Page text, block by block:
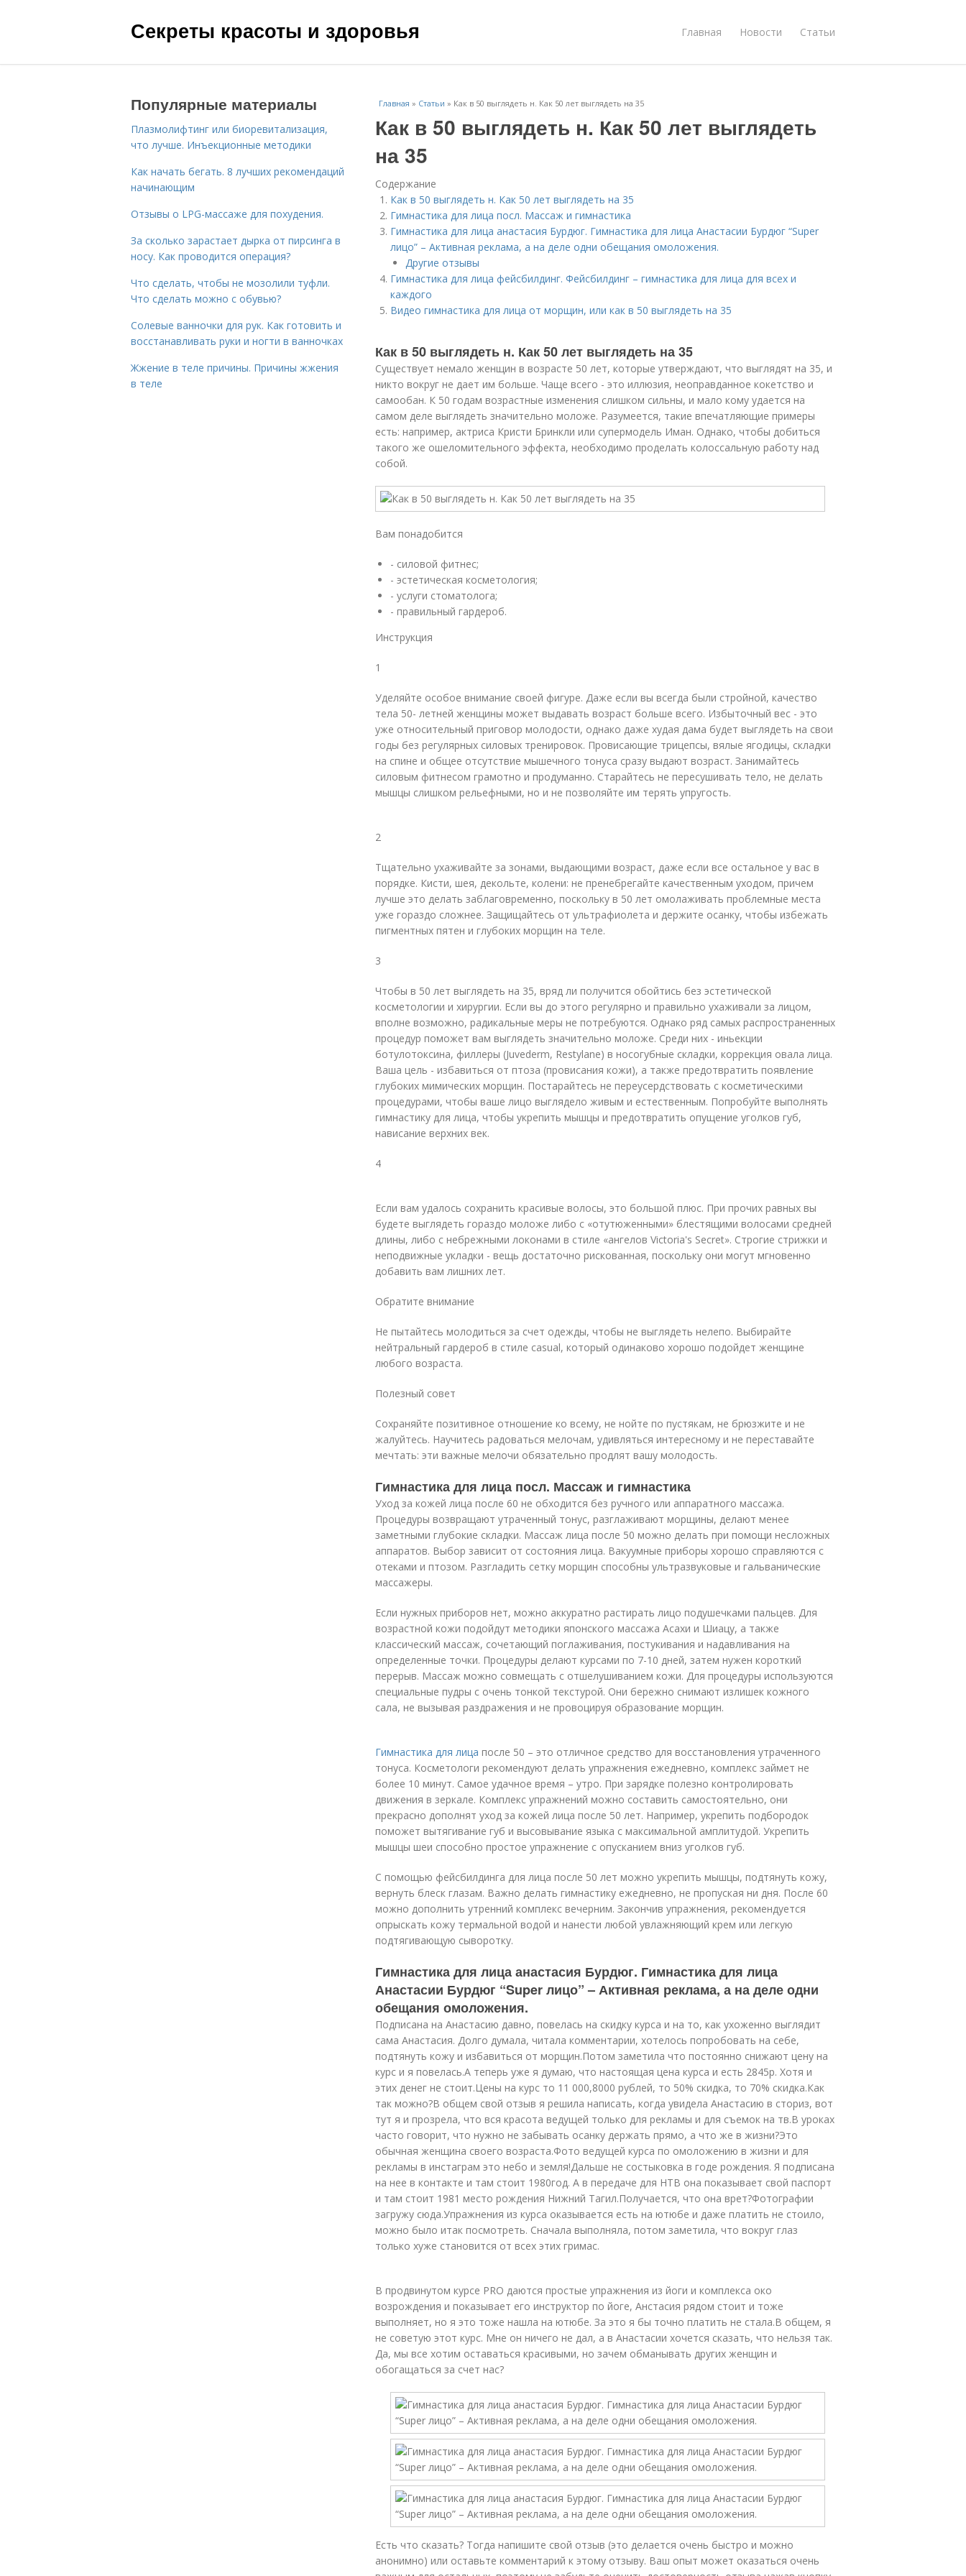
Секреты красоты и здоровья Главная Новости Статьи
Главная » Статьи » Как в 50 выглядеть н. Как 50 лет выглядеть на 35
Как в 50 выглядеть н. Как 50 лет выглядеть
на 35
Содержание
Как в 50 выглядеть н. Как 50 лет выглядеть на 35
Гимнастика для лица посл. Массаж и гимнастика
Гимнастика для лица анастасия Бурдюг. Гимнастика для лица Анастасии Бурдюг “Super
лицо” – Активная реклама, а на деле одни обещания омоложения.
Другие отзывы
Гимнастика для лица фейсбилдинг. Фейсбилдинг – гимнастика для лица для всех и
каждого
Видео гимнастика для лица от морщин, или как в 50 выглядеть на 35
Как в 50 выглядеть н. Как 50 лет выглядеть на 35
Существует немало женщин в возрасте 50 лет, которые утверждают, что выглядят на 35, и
никто вокруг не дает им больше. Чаще всего - это иллюзия, неоправданное кокетство и
самообан. К 50 годам возрастные изменения слишком сильны, и мало кому удается на
самом деле выглядеть значительно моложе. Разумеется, такие впечатляющие примеры
есть: например, актриса Кристи Бринкли или супермодель Иман. Однако, чтобы добиться
такого же ошеломительного эффекта, необходимо проделать колоссальную работу над
собой.
Вам понадобится
- силовой фитнес;
- эстетическая косметология;
- услуги стоматолога;
- правильный гардероб.
Инструкция
1
Уделяйте особое внимание своей фигуре. Даже если вы всегда были стройной, качество
тела 50- летней женщины может выдавать возраст больше всего. Избыточный вес - это
уже относительный приговор молодости, однако даже худая дама будет выглядеть на свои
годы без регулярных силовых тренировок. Провисающие трицепсы, вялые ягодицы, складки
на спине и общее отсутствие мышечного тонуса сразу выдают возраст. Занимайтесь
силовым фитнесом грамотно и продуманно. Старайтесь не пересушивать тело, не делать
мышцы слишком рельефными, но и не позволяйте им терять упругость.
2
Тщательно ухаживайте за зонами, выдающими возраст, даже если все остальное у вас в
порядке. Кисти, шея, декольте, колени: не пренебрегайте качественным уходом, причем
лучше это делать заблаговременно, поскольку в 50 лет омолаживать проблемные места
уже гораздо сложнее. Защищайтесь от ультрафиолета и держите осанку, чтобы избежать
пигментных пятен и глубоких морщин на теле.
3
Чтобы в 50 лет выглядеть на 35, вряд ли получится обойтись без эстетической
косметологии и хирургии. Если вы до этого регулярно и правильно ухаживали за лицом,
вполне возможно, радикальные меры не потребуются. Однако ряд самых распространенных
процедур поможет вам выглядеть значительно моложе. Среди них - иньекции
ботулотоксина, филлеры (Juvederm, Restylane) в носогубные складки, коррекция овала лица.
Ваша цель - избавиться от птоза (провисания кожи), а также предотвратить появление
глубоких мимических морщин. Постарайтесь не переусердствовать с косметическими
процедурами, чтобы ваше лицо выглядело живым и естественным. Попробуйте выполнять
гимнастику для лица, чтобы укрепить мышцы и предотвратить опущение уголков губ,
нависание верхних век.
4
Если вам удалось сохранить красивые волосы, это большой плюс. При прочих равных вы
будете выглядеть гораздо моложе либо с «отутюженными» блестящими волосами средней
длины, либо с небрежными локонами в стиле «ангелов Victoria's Secret». Строгие стрижки и
неподвижные укладки - вещь достаточно рискованная, поскольку они могут мгновенно
добавить вам лишних лет.
Обратите внимание
Не пытайтесь молодиться за счет одежды, чтобы не выглядеть нелепо. Выбирайте
нейтральный гардероб в стиле casual, который одинаково хорошо подойдет женщине
любого возраста.
Полезный совет
Сохраняйте позитивное отношение ко всему, не нойте по пустякам, не брюзжите и не
жалуйтесь. Научитесь радоваться мелочам, удивляться интересному и не переставайте
мечтать: эти важные мелочи обязательно продлят вашу молодость.
Гимнастика для лица посл. Массаж и гимнастика
Уход за кожей лица после 60 не обходится без ручного или аппаратного массажа.
Процедуры возвращают утраченный тонус, разглаживают морщины, делают менее
заметными глубокие складки. Массаж лица после 50 можно делать при помощи несложных
аппаратов. Выбор зависит от состояния лица. Вакуумные приборы хорошо справляются с
отеками и птозом. Разгладить сетку морщин способны ультразвуковые и гальванические
массажеры.
Если нужных приборов нет, можно аккуратно растирать лицо подушечками пальцев. Для
возрастной кожи подойдут методики японского массажа Асахи и Шиацу, а также
классический массаж, сочетающий поглаживания, постукивания и надавливания на
определенные точки. Процедуры делают курсами по 7-10 дней, затем нужен короткий
перерыв. Массаж можно совмещать с отшелушиванием кожи. Для процедуры используются
специальные пудры с очень тонкой текстурой. Они бережно снимают излишек кожного
сала, не вызывая раздражения и не провоцируя образование морщин.
Гимнастика для лица после 50 – это отличное средство для восстановления утраченного
тонуса. Косметологи рекомендуют делать упражнения ежедневно, комплекс займет не
более 10 минут. Самое удачное время – утро. При зарядке полезно контролировать
движения в зеркале. Комплекс упражнений можно составить самостоятельно, они
прекрасно дополнят уход за кожей лица после 50 лет. Например, укрепить подбородок
поможет вытягивание губ и высовывание языка с максимальной амплитудой. Укрепить
мышцы шеи способно простое упражнение с опусканием вниз уголков губ.
С помощью фейсбилдинга для лица после 50 лет можно укрепить мышцы, подтянуть кожу,
вернуть блеск глазам. Важно делать гимнастику ежедневно, не пропуская ни дня. После 60
можно дополнить утренний комплекс вечерним. Закончив упражнения, рекомендуется
опрыскать кожу термальной водой и нанести любой увлажняющий крем или легкую
подтягивающую сыворотку.
Гимнастика для лица анастасия Бурдюг. Гимнастика для лица
Анастасии Бурдюг “Super лицо” – Активная реклама, а на деле одни
обещания омоложения.
Подписана на Анастасию давно, повелась на скидку курса и на то, как ухоженно выглядит
сама Анастасия. Долго думала, читала комментарии, хотелось попробовать на себе,
подтянуть кожу и избавиться от морщин.Потом заметила что постоянно снижают цену на
курс и я повелась.А теперь уже я думаю, что настоящая цена курса и есть 2845р. Хотя и
этих денег не стоит.Цены на курс то 11 000,8000 рублей, то 50% скидка, то 70% скидка.Как
так можно?В общем свой отзыв я решила написать, когда увидела Анастасию в сториз, вот
тут я и прозрела, что вся красота ведущей только для рекламы и для съемок на тв.В уроках
часто говорит, что нужно не забывать осанку держать прямо, а что же в жизни?Это
обычная женщина своего возраста.Фото ведущей курса по омоложению в жизни и для
рекламы в инстаграм это небо и земля!Дальше не состыковка в годе рождения. Я подписана
на нее в контакте и там стоит 1980год. А в передаче для НТВ она показывает свой паспорт
и там стоит 1981 место рождения Нижний Тагил.Получается, что она врет?Фотографии
загружу сюда.Упражнения из курса оказывается есть на ютюбе и даже платить не стоило,
можно было итак посмотреть. Сначала выполняла, потом заметила, что вокруг глаз
только хуже становится от всех этих гримас.
В продвинутом курсе PRO даются простые упражнения из йоги и комплекса око
возрождения и показывает его инструктор по йоге, Анстасия рядом стоит и тоже
выполняет, но я это тоже нашла на ютюбе. За это я бы точно платить не стала.В общем, я
не советую этот курс. Мне он ничего не дал, а в Анастасии хочется сказать, что нельзя так.
Да, мы все хотим оставаться красивыми, но зачем обманывать других женщин и
обогащаться за счет нас?
Есть что сказать? Тогда напишите свой отзыв (это делается очень быстро и можно
анонимно) или оставьте комментарий к этому отзыву. Ваш опыт может оказаться очень
Популярные материалы
Плазмолифтинг или биоревитализация,
что лучше. Инъекционные методики
Как начать бегать. 8 лучших рекомендаций
начинающим
Отзывы о LPG-массаже для похудения.
За сколько зарастает дырка от пирсинга в
носу. Как проводится операция?
Что сделать, чтобы не мозолили туфли.
Что сделать можно с обувью?
Солевые ванночки для рук. Как готовить и
восстанавливать руки и ногти в ванночках
Жжение в теле причины. Причины жжения
в теле